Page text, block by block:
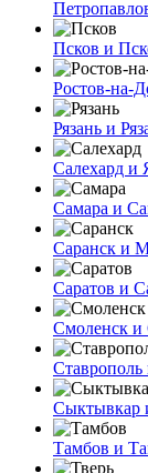
Псков и
Ростов-на-
Рязань и
Салехард
Самара и
Саранск и
Саратов и
Смоленск и
Ставрополь
Сыктывкар
Тамбов и